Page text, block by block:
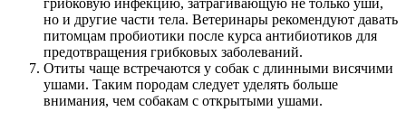
грибковую инфекцию, затрагивающую не только уши,
но и другие части тела. Ветеринары рекомендуют давать
питомцам пробиотики после курса антибиотиков для
предотвращения грибковых заболеваний.
Отиты чаще встречаются у собак с длинными висячими
ушами. Таким породам следует уделять больше
внимания, чем собакам с открытыми ушами.